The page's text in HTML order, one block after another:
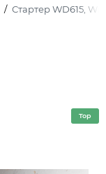
Стартер WD615,
Top